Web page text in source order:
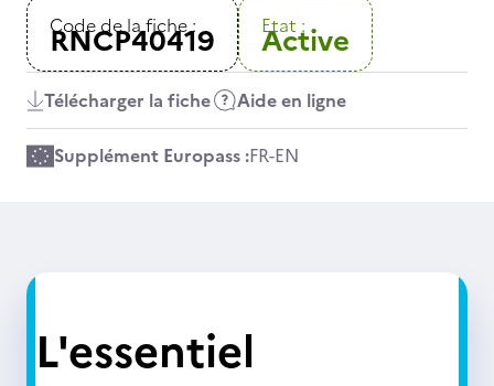
Code de la fiche :
RNCP40419 Etat :
Active
Télécharger la fiche Aide en ligne
Supplément Europass :FR-EN
L'essentiel